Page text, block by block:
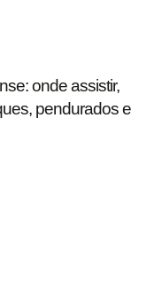
onde assistir,
pendurados e